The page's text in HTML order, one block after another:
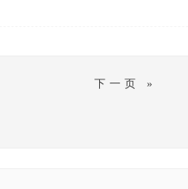
下一页 »